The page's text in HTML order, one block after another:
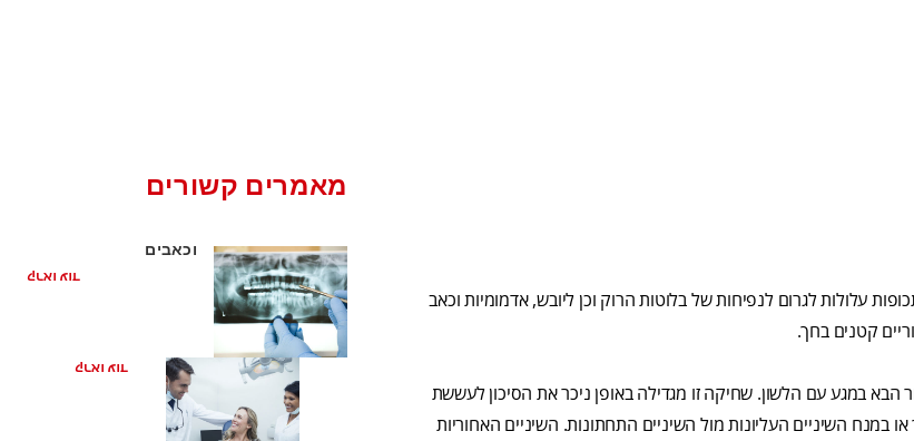
עלולות לגרום לנפיחות של בלוטות הרוק וכן ליובש, אדמומיות וכאב
קטנים בחך.
הבא במגע עם הלשון. שחיקה זו מגדילה באופן ניכר את הסיכון לעששת
במנח השיניים העליונות מול השיניים התחתונות. השיניים האחוריות
מאמרים קשורים
וכאבים
קראו עוד
קראו עוד